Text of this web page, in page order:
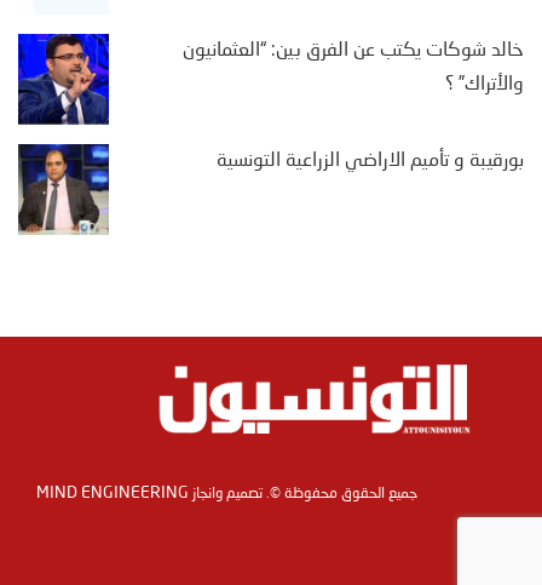
خالد شوكات يكتب عن الفرق بين: “العثمانيون
والأتراك” ؟
بورقيبة و تأميم الاراضي الزراعية التونسية
جميع الحقوق محفوظة ©. تصميم وانجاز MIND ENGINEERING